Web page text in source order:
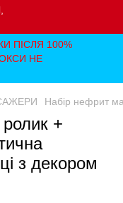
ПІСЛЯ 100%
НЕ
Набір нефрит
+
з декором